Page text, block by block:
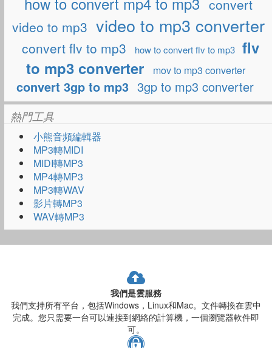
convert
video to mp3 video to mp3 converter
convert flv to mp3 how to convert flv to mp3 flv
to mp3 converter
mov to mp3 converter
convert 3gp to mp3 3gp to mp3 converter
熱門工具
小熊音頻編輯器
MP3轉MIDI
MIDI轉MP3
MP4轉MP3
MP3轉WAV
影片轉MP3
WAV轉MP3
我們是雲服務
我們支持所有平台，包括Windows，Linux和Mac。文件轉換在雲中
完成。您只需要一台可以連接到網絡的計算機，一個瀏覽器軟件即
可。